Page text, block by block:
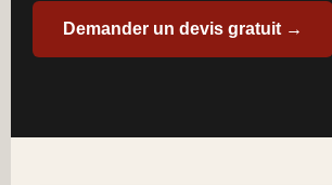
Demander un devis gratuit →